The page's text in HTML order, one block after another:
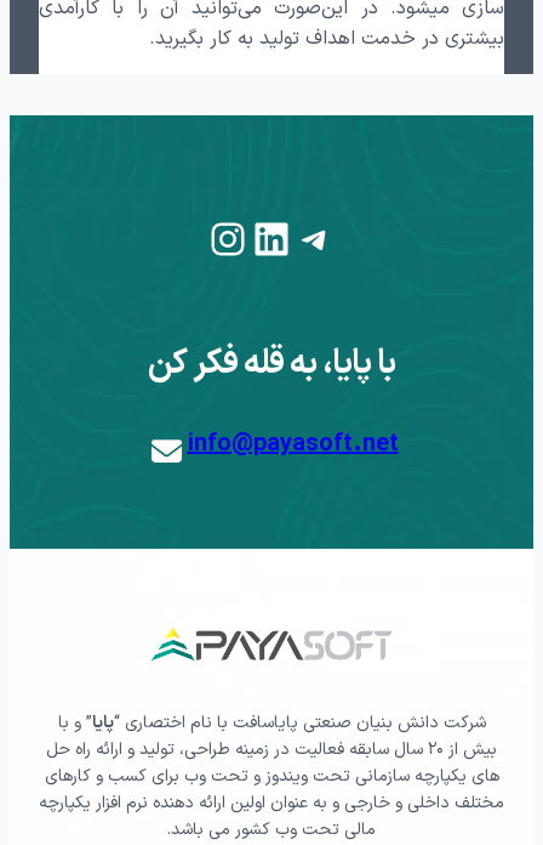
سازی میشود. در این‌صورت می‌توانید آن را با کارآمدی
بیشتری در خدمت اهداف تولید به کار بگیرید.
Telegram
LinkedIn
Instagram
با پایا، به قله فکر کن
info@payasoft.net
شرکت دانش بنیان صنعتی پایاسافت با نام اختصاری “پایا” و با
بیش از ۲۰ سال سابقه فعالیت در زمینه طراحی، تولید و ارائه راه حل
های یکپارچه سازمانی تحت ویندوز و تحت وب برای کسب و کارهای
مختلف داخلی و خارجی و به عنوان اولین ارائه دهنده نرم افزار یکپارچه
مالی تحت وب کشور می باشد.